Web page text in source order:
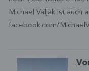
Michael Valjak ist auch
facebook.com/